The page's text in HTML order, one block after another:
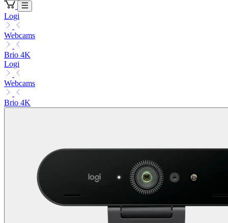
Logi
Webcams
Brio 4K
Logi
Webcams
Brio 4K